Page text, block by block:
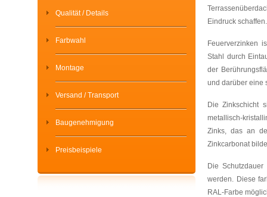
Qualität / Details
Farbwahl
Montage
Versand / Transport
Baugenehmigung
Preisbeispiele
Eindruck schaffen.
Feuerverzinken
Stahl durch
der
und darüber eine
Die Zinkschicht
metallisch-
Zinks, das an
Zinkcarbonat
Die
werden. Diese
RAL-Farbe